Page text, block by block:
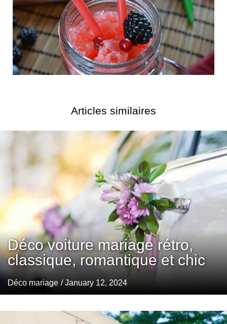
Articles similaires
Déco voiture mariage rétro,
classique, romantique et chic
Déco mariage / January 12, 2024